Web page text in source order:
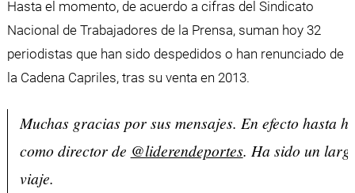
Hasta el momento, de acuerdo a cifras del Sindicato
Nacional de Trabajadores de la Prensa, suman hoy 32
periodistas que han sido despedidos o han renunciado de
la Cadena Capriles, tras su venta en 2013.
Muchas gracias por sus mensajes. En efecto hasta
como director de @liderendeportes. Ha sido un
viaje.